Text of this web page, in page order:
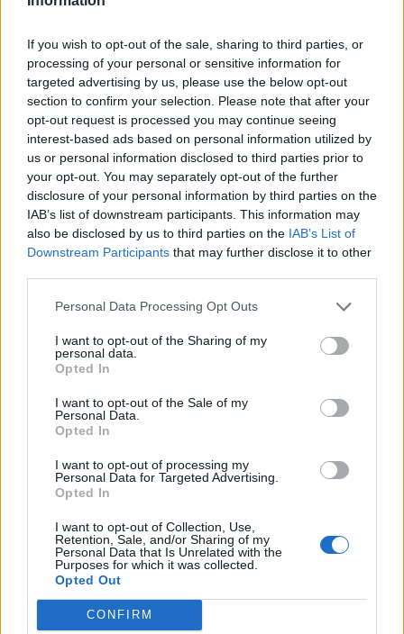
If you wish to opt-out of the sale, sharing to third parties, or
processing of your personal or sensitive information for
targeted advertising by us, please use the below opt-out
section to confirm your selection. Please note that after your
opt-out request is processed you may continue seeing
interest-based ads based on personal information utilized by
us or personal information disclosed to third parties prior to
your opt-out. You may separately opt-out of the further
disclosure of your personal information by third parties on the
IAB’s list of downstream participants. This information may
also be disclosed by us to third parties on the IAB’s List of
Downstream Participants that may further disclose it to other
Personal Data Processing Opt Outs
I want to opt-out of the Sharing of my
personal data.
Opted In
I want to opt-out of the Sale of my
Personal Data.
Opted In
I want to opt-out of processing my
Personal Data for Targeted Advertising.
Opted In
I want to opt-out of Collection, Use,
Retention, Sale, and/or Sharing of my
Personal Data that Is Unrelated with the
Purposes for which it was collected.
Opted Out
CONFIRM
Live στις 13:00, ο αγώνας της Εθνικής Παίδων κόντρα στο Ισραήλ
Mundo Deportivo για
Παναθηναϊκό: «Μια πεντάδα
που σπέρνει τον φόβο στην
Ευρώπη»
Όμιλος ΔΕΗ: Νέα συμφωνία για
Ουγγαρία
Fourlis: Συμφωνία για την πώληση συμμετοχής στο Sofia South Ring
Χρηματιστήριο Αθηνών:
Εβδομαδιαία άνοδος 1,76%,
του έτους
του Γρηγόρη Δημητριάδη - Ο
Γιάννης Αλαφούζος επιστρέφει
Media: Με ενίσχυση 8 εκατ. ευρώ σε 451 επιχειρήσεις ξεκίνησε το
πρόγραμμα στήριξης- Κάλυψη εισφορών ΕΔΟΕΑΠ